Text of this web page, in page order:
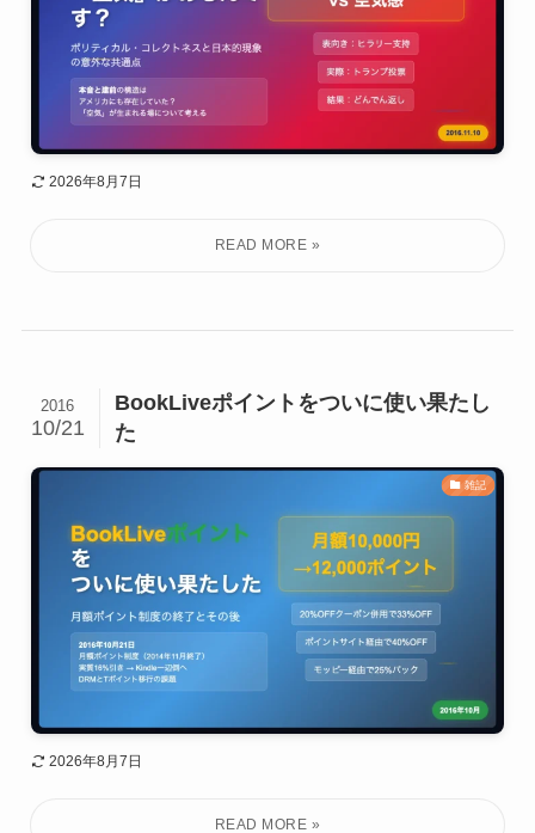
2026年8月7日
BookLiveポイントをついに使い果たし
た
2016
10/21
雑記
2026年8月7日